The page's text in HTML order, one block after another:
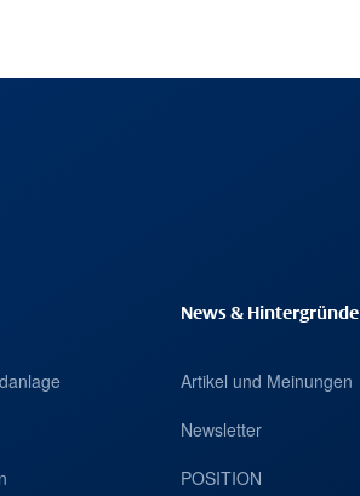
News & Hintergründe
Artikel und Meinungen
Newsletter
POSITION